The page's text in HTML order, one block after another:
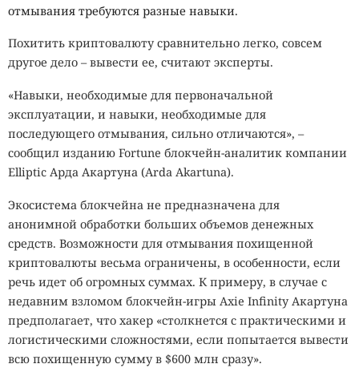
отмывания требуются разные навыки.
Похитить криптовалюту сравнительно легко, совсем
другое дело – вывести ее, считают эксперты.
«Навыки, необходимые для первоначальной
эксплуатации, и навыки, необходимые для
последующего отмывания, сильно отличаются», –
сообщил изданию Fortune блокчейн-аналитик компании
Elliptic Арда Акартуна (Arda Akartuna).
Экосистема блокчейна не предназначена для
анонимной обработки больших объемов денежных
средств. Возможности для отмывания похищенной
криптовалюты весьма ограничены, в особенности, если
речь идет об огромных суммах. К примеру, в случае с
недавним взломом блокчейн-игры Axie Infinity Акартуна
предполагает, что хакер «столкнется с практическими и
логистическими сложностями, если попытается вывести
всю похищенную сумму в $600 млн сразу».